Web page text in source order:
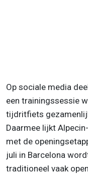
Op sociale media
een trainingssessie
tijdritfiets
Daarmee lijkt
met de
juli in Barcelona
traditioneel vaak